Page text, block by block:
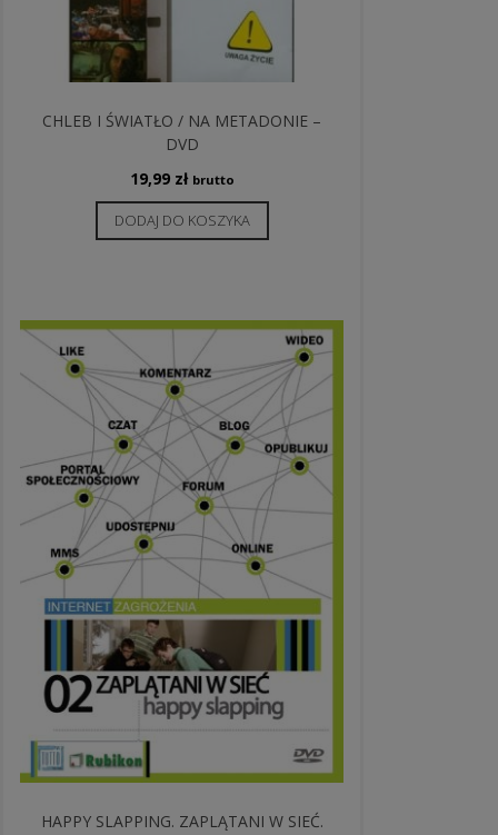
CHLEB I ŚWIATŁO / NA METADONIE –
DVD
19,99 zł brutto
DODAJ DO KOSZYKA
HAPPY SLAPPING. ZAPLĄTANI W SIEĆ.